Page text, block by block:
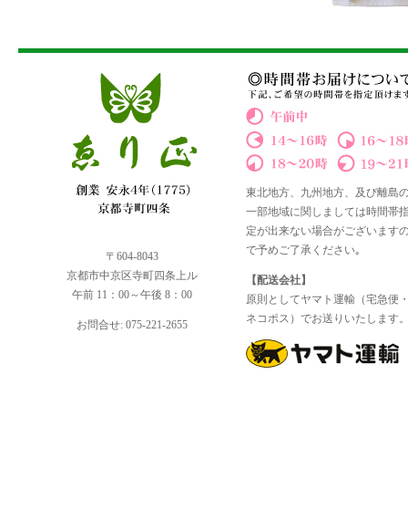
〒604-8043
京都市中京区寺町四条上ル
午前 11：00～午後 8：00
お問合せ: 075-221-2655
東北地方、九州地方、及び離島
一部地域に関しましては時間帯
定が出来ない場合がございます
で予めご了承ください｡
【配送会社】
原則としてヤマト運輸（宅急便
ネコポス）でお送りいたします